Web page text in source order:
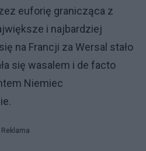
euforię granicząca z
i najbardziej
na Francji za Wersal stało
się wasalem i de facto
Niemiec
Reklama